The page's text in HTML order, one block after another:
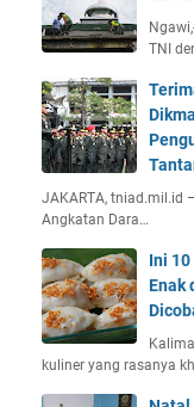
TNI
JAKARTA, tniad.mil.id
Angkatan Dara…
Ini
Enak
kuliner yang rasanya